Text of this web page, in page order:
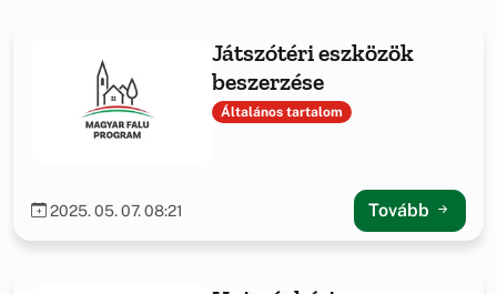
Játszótéri eszközök
beszerzése
Általános tartalom
2025. 05. 07. 08:21 Tovább